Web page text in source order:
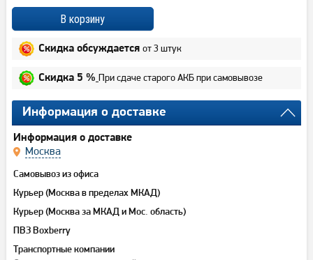
Скидка обсуждается от 3 штук
Скидка 5 % При сдаче старого АКБ при самовывозе
Информация о доставке
Информация о доставке
Москва
Самовывоз из офиса
Курьер (Москва в пределах МКАД)
Курьер (Москва за МКАД и Мос. область)
ПВЗ Boxberry
Транспортные компании